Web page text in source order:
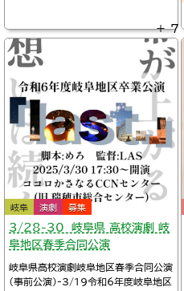
9:30岡山御南中学
岐阜 演劇 募集
3/28-30 岐阜県 高校演劇 岐
阜地区春季合同公演
岐阜県高校演劇岐阜地区春季合同公演
（事前公演）-3/19令和6年度岐阜地区
＋ 7